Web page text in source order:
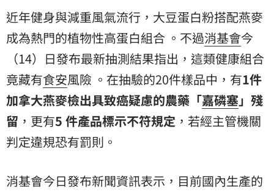
近年健身與減重風氣流行，大豆蛋白粉搭配燕麥
成為熱門的植物性高蛋白組合 。不過消基會今
（14）日發布最新抽測結果指出，這類健康組合
竟藏有食安風險 。在抽驗的20件樣品中，有1件
加拿大燕麥檢出具致癌疑慮的農藥「嘉磷塞」殘
留 ，更有5 件產品標示不符規定 ，若經主管機關
判定違規恐有罰則。
消基會今日發布新聞資訊表示，目前國內生產的